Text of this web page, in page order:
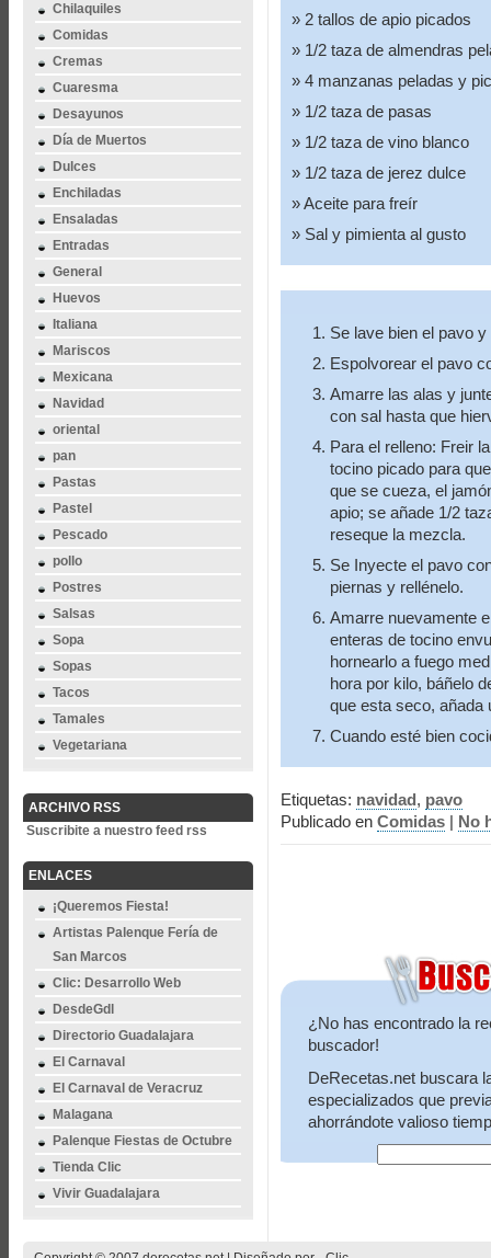
Chilaquiles
Comidas
Cremas
Cuaresma
Desayunos
Día de Muertos
Dulces
Enchiladas
Ensaladas
Entradas
General
Huevos
Italiana
Mariscos
Mexicana
Navidad
oriental
pan
Pastas
Pastel
Pescado
pollo
Postres
Salsas
Sopa
Sopas
Tacos
Tamales
Vegetariana
ARCHIVO RSS
Suscribite a nuestro feed rss
ENLACES
¡Queremos Fiesta!
Artistas Palenque Fería de
San Marcos
Clic: Desarrollo Web
DesdeGdl
Directorio Guadalajara
El Carnaval
El Carnaval de Veracruz
Malagana
Palenque Fiestas de Octubre
Tienda Clic
Vivir Guadalajara
2 tallos de apio picados
1/2 taza de almendras
4 manzanas peladas y
1/2 taza de pasas
1/2 taza de vino blanco
1/2 taza de jerez dulce
Aceite para freír
Sal y pimienta al gusto
Se lave bien el pavo
Espolvorear el pavo
Amarre las alas y
con sal hasta que
Para el relleno: Freir
tocino picado para
que se cueza, el
apio; se añade 1/2
reseque la mezcla.
Se Inyecte el pavo
piernas y rellénelo.
Amarre nuevamente
enteras de tocino
hornearlo a fuego
hora por kilo, báñelo
que esta seco, añada
Cuando esté bien
Etiquetas: navidad, pavo
Publicado en Comidas | No
¿No has encontrado la
buscador!
DeRecetas.net buscara
especializados que
ahorrándote valioso